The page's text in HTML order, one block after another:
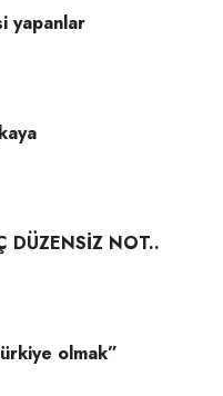
yapanlar
DÜZENSİZ NOT..
olmak”